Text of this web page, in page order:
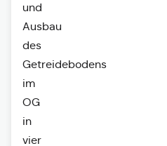
und
Ausbau
des
Getreidebodens
im
OG
in
vier